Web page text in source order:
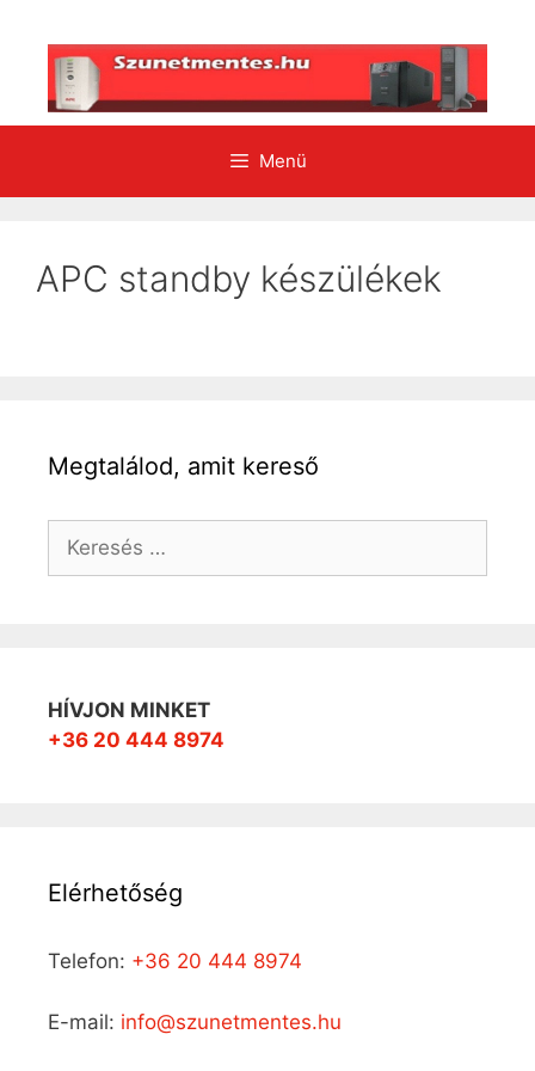
tartalomba
Menü
APC standby készülékek
Megtalálod, amit kereső
Keresés:
HÍVJON MINKET
+36 20 444 8974
Elérhetőség
Telefon: +36 20 444 8974
E-mail: info@szunetmentes.hu